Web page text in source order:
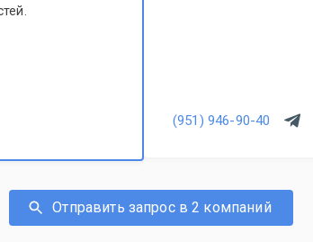
(951) 946-90-40
Отправить запрос в 2 компаний